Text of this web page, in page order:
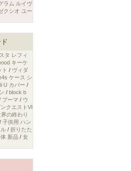
ラム ルイヴ
クシオ ユー
タ レフィ
キーケ
/ ヴィダ
ケース シ
U カバー /
/ block b
プーマ / ウ
ンクエストVI
の終わり
/ 子供用 ハン
/ 折りたた
新品 / 女